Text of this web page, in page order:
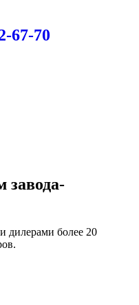
67-70
завода-
дилерами более 20